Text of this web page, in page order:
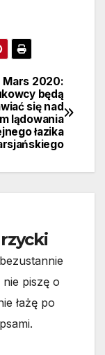
Mars 2020:
będą
się nad
lądowania
łazika
piszę o
łażę po